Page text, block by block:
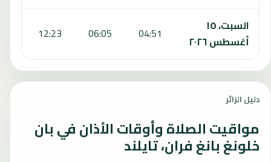
السبت، ١٥
أغسطس ٢٠٢٦
04:51
06:05
12:23
دليل الزائر
مواقيت الصلاة وأوقات الأذان في بان
خلونغ بانغ فران، تايلند